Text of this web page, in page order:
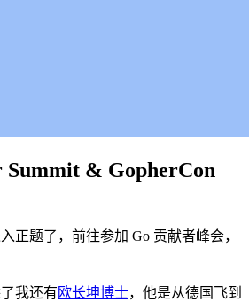
& GopherCon
正题了，前往参加 Go 贡献者峰会，
我还有欧长坤博士，他是从德国飞到